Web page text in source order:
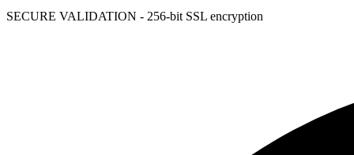
SECURE VALIDATION - 256-bit SSL encryption